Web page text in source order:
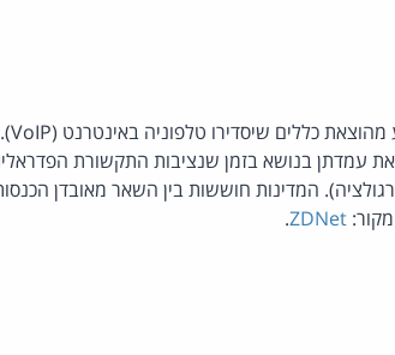
המדינות חוששות בין השאר מאובדן
ZDNet
.